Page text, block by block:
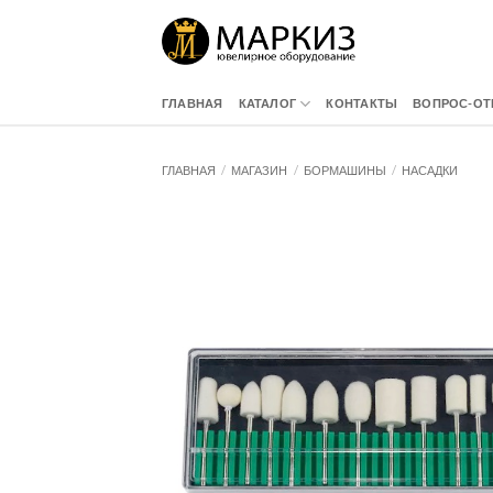
ГЛАВНАЯ КАТАЛОГ КОНТАКТЫ ВОПРОС-
ГЛАВНАЯ / МАГАЗИН / БОРМАШИНЫ / НАСАДКИ